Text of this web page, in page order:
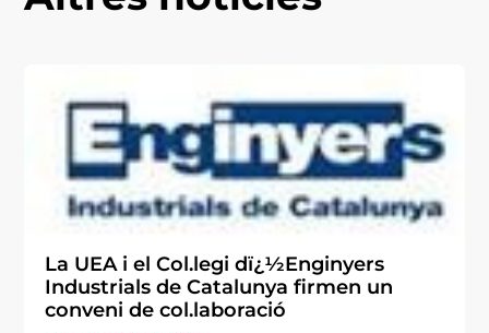
La UEA i el Col.legi dï¿½Enginyers
Industrials de Catalunya firmen un
conveni de col.laboració